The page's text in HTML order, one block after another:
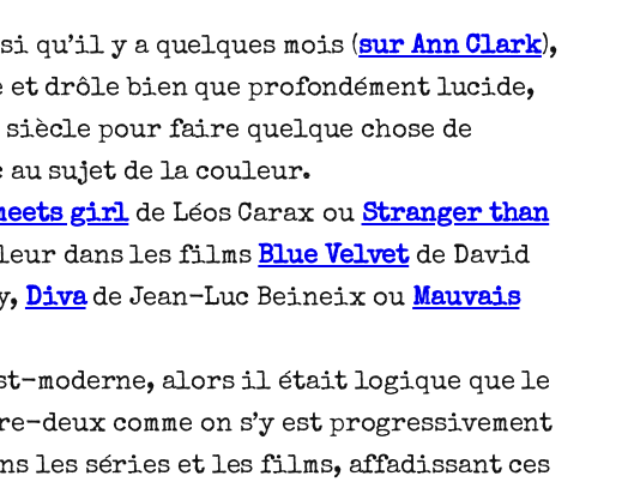
qu’il y a quelques mois (sur Ann Clark),
drôle bien que profondément lucide,
pour faire quelque chose de
au sujet de la couleur.
girlde Léos Carax ou Stranger than
dans les films Blue Velvetde David
Divade Jean-Luc Beineix ou Mauvais
moderne, alors il était logique que le
comme on s’y est progressivement
les séries et les films, affadissant ces